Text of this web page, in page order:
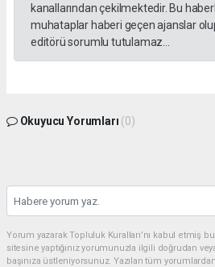
kanallarından çekilmektedir. Bu
muhataplar haberi geçen ajanslar
editörü sorumlu tutulamaz...
Okuyucu Yorumları (0)
Yorum yazarak Topluluk Kuralları’nı kabul etmiş
sitesine yaptığınız yorumunuzla ilgili doğrudan
başınıza üstleniyorsunuz. Yazılan tüm